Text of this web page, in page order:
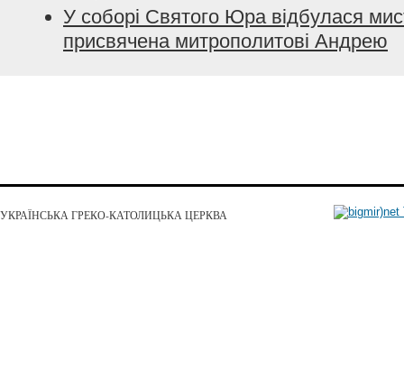
У соборі Святого Юра відбулася
присвячена митрополитові Андрею
УКРАЇНСЬКА ГРЕКО-КАТОЛИЦЬКА ЦЕРКВА